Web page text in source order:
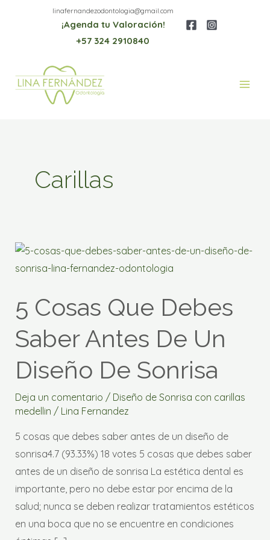
linafernandezodontologia@gmail.com
¡Agenda tu Valoración!
+57 324 2910840
Carillas
5 Cosas Que Debes
Saber Antes De Un
Diseño De Sonrisa
Deja un comentario / Diseño de Sonrisa con carillas
medellin / Lina Fernandez
5 cosas que debes saber antes de un diseño de
sonrisa4.7 (93.33%) 18 votes 5 cosas que debes saber
antes de un diseño de sonrisa La estética dental es
importante, pero no debe estar por encima de la
salud; nunca se deben realizar tratamientos estéticos
en una boca que no se encuentre en condiciones
5
cosas
debes
saber
antes
de